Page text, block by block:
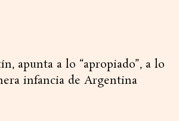
apunta a lo “apropiado”, a lo
infancia de Argentina